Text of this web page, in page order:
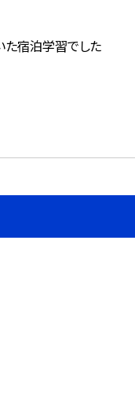
宿泊学習でした